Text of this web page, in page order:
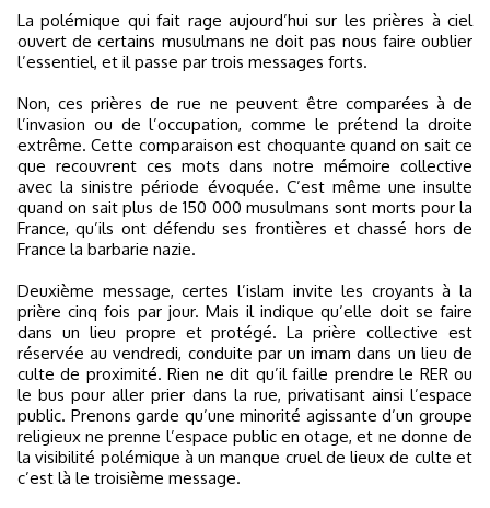
La polémique qui fait rage aujourd’hui sur les prières à ciel
ouvert de certains musulmans ne doit pas nous faire oublier
l’essentiel, et il passe par trois messages forts.
Non, ces prières de rue ne peuvent être comparées à de
l’invasion ou de l’occupation, comme le prétend la droite
extrême. Cette comparaison est choquante quand on sait ce
que recouvrent ces mots dans notre mémoire collective
avec la sinistre période évoquée. C’est même une insulte
quand on sait plus de 150 000 musulmans sont morts pour la
France, qu’ils ont défendu ses frontières et chassé hors de
France la barbarie nazie.
Deuxième message, certes l’islam invite les croyants à la
prière cinq fois par jour. Mais il indique qu’elle doit se faire
dans un lieu propre et protégé. La prière collective est
réservée au vendredi, conduite par un imam dans un lieu de
culte de proximité. Rien ne dit qu’il faille prendre le RER ou
le bus pour aller prier dans la rue, privatisant ainsi l’espace
public. Prenons garde qu’une minorité agissante d’un groupe
religieux ne prenne l’espace public en otage, et ne donne de
la visibilité polémique à un manque cruel de lieux de culte et
c’est là le troisième message.